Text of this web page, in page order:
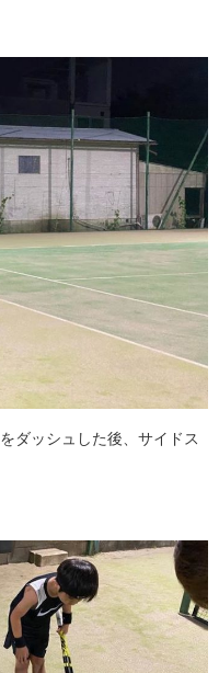
ダッシュした後、サイドス